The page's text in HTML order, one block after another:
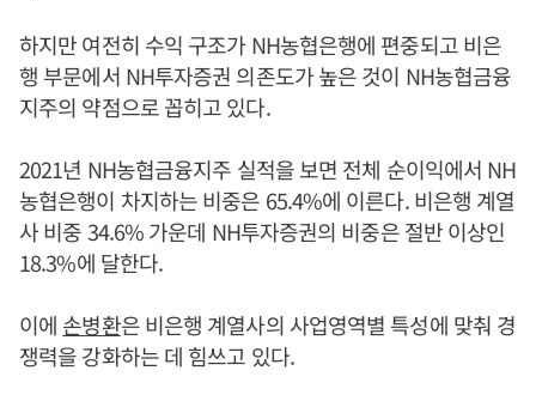
하지만 여전히 수익 구조가 NH농협은행에 편중되고 비은
행 부문에서 NH투자증권 의존도가 높은 것이 NH농협금융
지주의 약점으로 꼽히고 있다.
2021년 NH농협금융지주 실적을 보면 전체 순이익에서 NH
농협은행이 차지하는 비중은 65.4%에 이른다. 비은행 계열
사 비중 34.6% 가운데 NH투자증권의 비중은 절반 이상인
18.3%에 달한다.
이에 손병환은 비은행 계열사의 사업영역별 특성에 맞춰 경
쟁력을 강화하는 데 힘쓰고 있다.